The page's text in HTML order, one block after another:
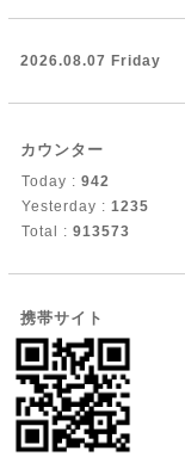
2026.08.07 Friday
カウンター
Today : 942
Yesterday : 1235
Total : 913573
携帯サイト